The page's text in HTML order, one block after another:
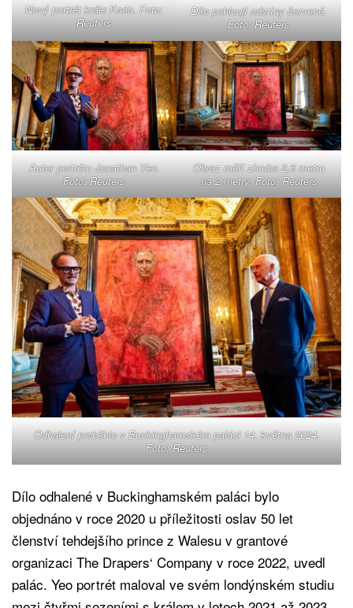
Nový portrét krále Karla. Foto:
Reuters
Dílo pohlcují odstíny červené.
Foto: Reuters
Autor portrétu Jonathan Yeo.
Foto: Reuters
Obraz měří zhruba 2,6 metru
na 2 metry. Foto: Reuters
Odhalení proběhlo v Buckinghamském paláci 14. května 2024.
Foto: Reuters
Dílo odhalené v Buckinghamském paláci bylo
objednáno v roce 2020 u příležitosti oslav 50 let
členství tehdejšího prince z Walesu v grantové
organizaci The Drapers‘ Company v roce 2022, uvedl
palác. Yeo portrét maloval ve svém londýnském studiu